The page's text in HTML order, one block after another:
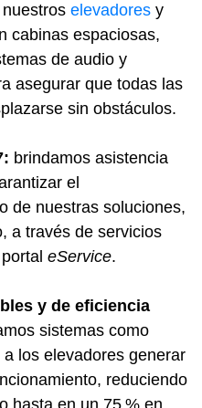
nuestros elevadores y
cabinas espaciosas,
de audio y
asegurar que todas las
sin obstáculos.
brindamos asistencia
el
de nuestras soluciones,
a través de servicios
eService.
y de eficiencia
sistemas como
los elevadores generar
reduciendo